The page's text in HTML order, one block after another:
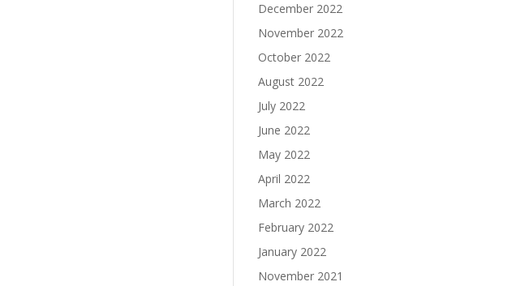
December 2022
November 2022
October 2022
August 2022
July 2022
June 2022
May 2022
April 2022
March 2022
February 2022
January 2022
November 2021